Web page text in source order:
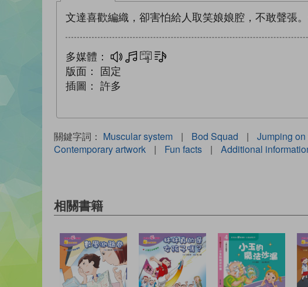
文達喜歡編織，卻害怕給人取笑娘娘腔，不敢聲張
多媒體： 多媒體互動練習
文字同步朗讀
版面：
固定
插圖：
許多
關鍵字詞： Muscular system | Bod Squad | Jumping on
Contemporary artwork
| Fun facts | Additional
相關書籍